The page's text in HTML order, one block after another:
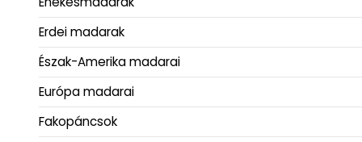
Erdei madarak
Észak-Amerika madarai
Európa madarai
Fakopáncsok